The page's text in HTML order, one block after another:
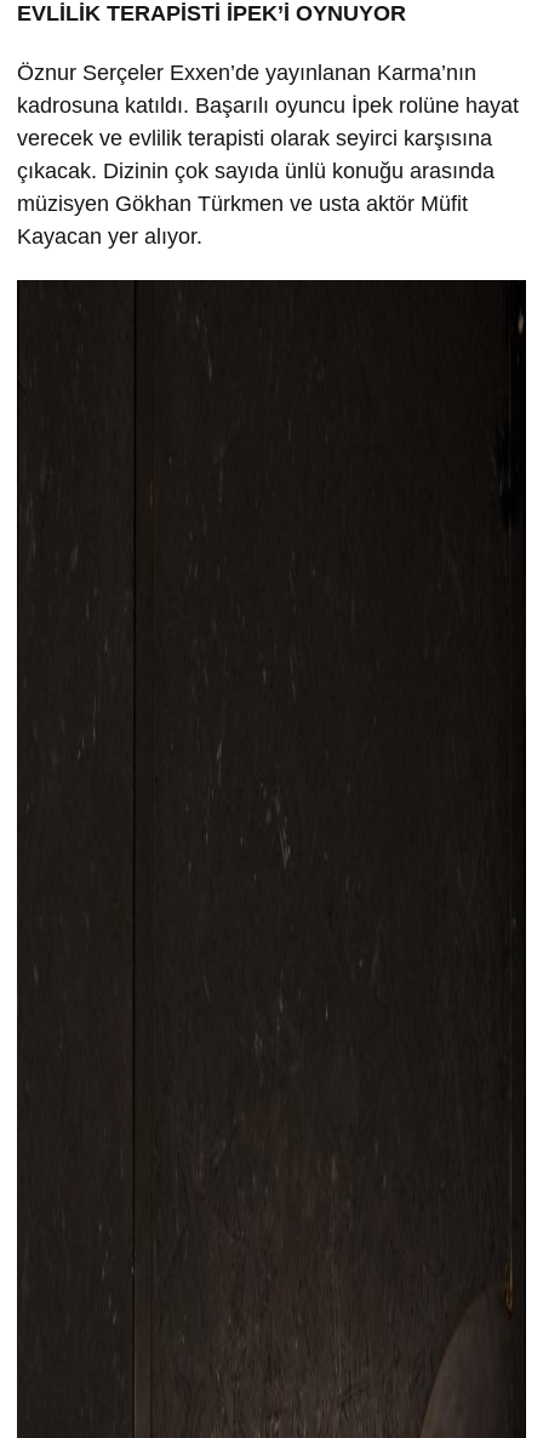
EVLİLİK TERAPİSTİ İPEK’İ OYNUYOR
Öznur Serçeler Exxen’de yayınlanan Karma’nın
kadrosuna katıldı. Başarılı oyuncu İpek rolüne hayat
verecek ve evlilik terapisti olarak seyirci karşısına
çıkacak. Dizinin çok sayıda ünlü konuğu arasında
müzisyen Gökhan Türkmen ve usta aktör Müfit
Kayacan yer alıyor.